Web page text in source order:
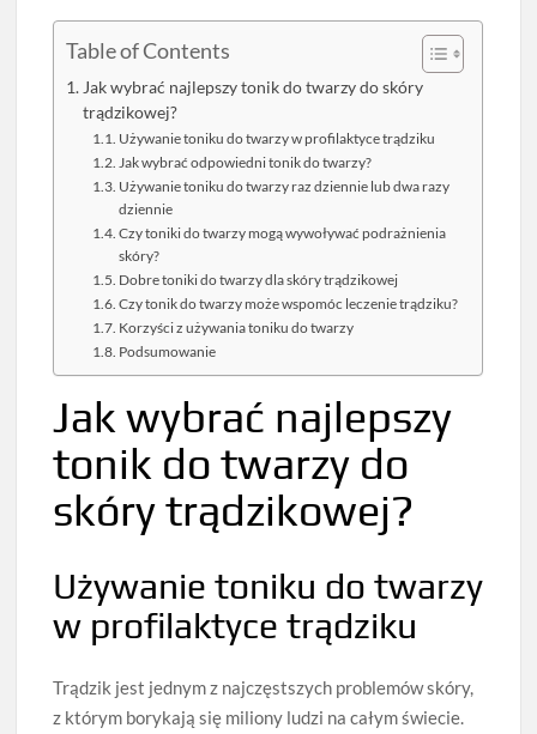
Table of Contents
Jak wybrać najlepszy tonik do twarzy do skóry
trądzikowej?
Używanie toniku do twarzy w profilaktyce trądziku
Jak wybrać odpowiedni tonik do twarzy?
Używanie toniku do twarzy raz dziennie lub dwa razy
dziennie
Czy toniki do twarzy mogą wywoływać podrażnienia
skóry?
Dobre toniki do twarzy dla skóry trądzikowej
Czy tonik do twarzy może wspomóc leczenie trądziku?
Korzyści z używania toniku do twarzy
Podsumowanie
Jak wybrać najlepszy
tonik do twarzy do
skóry trądzikowej?
Używanie toniku do twarzy
w profilaktyce trądziku
Trądzik jest jednym z najczęstszych problemów skóry,
z którym borykają się miliony ludzi na całym świecie.